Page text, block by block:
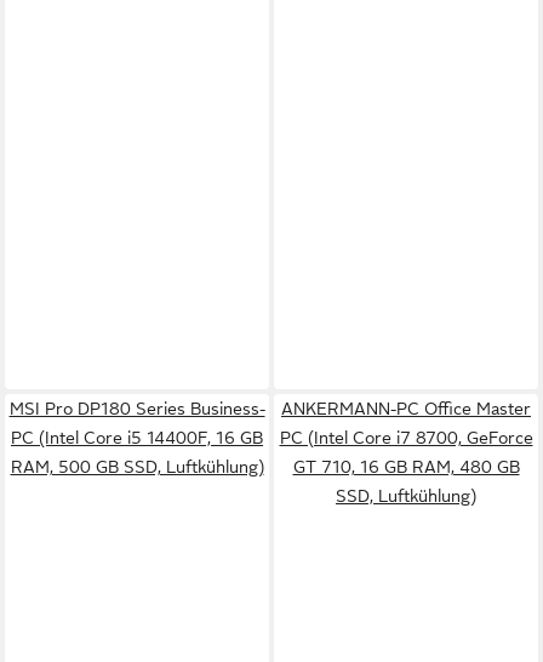
MSI Pro DP180 Series Business-
PC (Intel Core i5 14400F, 16 GB
RAM, 500 GB SSD, Luftkühlung)
ANKERMANN-PC Office Master
PC (Intel Core i7 8700, GeForce
GT 710, 16 GB RAM, 480 GB
SSD, Luftkühlung)